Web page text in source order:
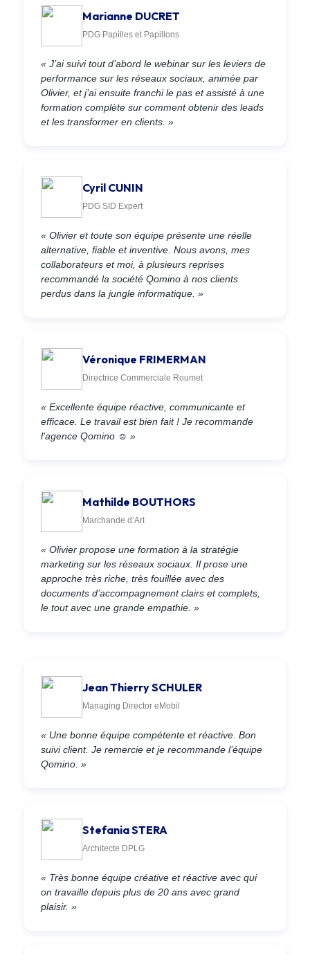
Marianne DUCRET
PDG Papilles et Papillons
« J’ai suivi tout d’abord le webinar sur les leviers de
performance sur les réseaux sociaux, animée par
Olivier, et j’ai ensuite franchi le pas et assisté à une
formation complète sur comment obtenir des leads
et les transformer en clients. »
Cyril CUNIN
PDG SID Expert
« Olivier et toute son équipe présente une réelle
alternative, fiable et inventive. Nous avons, mes
collaborateurs et moi, à plusieurs reprises
recommandé la société Qomino à nos clients
perdus dans la jungle informatique. »
Véronique FRIMERMAN
Directrice Commerciale Roumet
« Excellente équipe réactive, communicante et
efficace. Le travail est bien fait ! Je recommande
l’agence Qomino ☺ »
Mathilde BOUTHORS
Marchande d’Art
« Olivier propose une formation à la stratégie
marketing sur les réseaux sociaux. Il prose une
approche très riche, très fouillée avec des
documents d’accompagnement clairs et complets,
le tout avec une grande empathie. »
Jean Thierry SCHULER
Managing Director eMobil
« Une bonne équipe compétente et réactive. Bon
suivi client. Je remercie et je recommande l’équipe
Qomino. »
Stefania STERA
Architecte DPLG
« Très bonne équipe créative et réactive avec qui
on travaille depuis plus de 20 ans avec grand
plaisir. »